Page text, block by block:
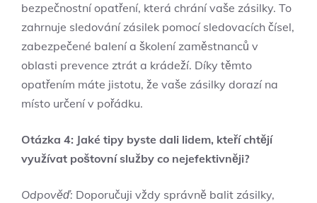
bezpečnostní opatření, která chrání vaše zásilky. To
zahrnuje sledování zásilek pomocí sledovacích čísel,
zabezpečené balení a školení zaměstnanců v
oblasti prevence ztrát a krádeží. Díky těmto
opatřením máte jistotu, že vaše zásilky dorazí na
místo určení v pořádku.
Otázka 4: Jaké tipy byste dali lidem, kteří chtějí
využívat poštovní služby co nejefektivněji?
Odpověď: Doporučuji vždy správně balit zásilky,